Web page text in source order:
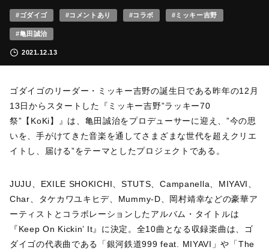
#ゴダイゴ #コメントあり #コラボ #ミッキー吉野
#亀田誠治
2021.12.13
ゴダイゴのリーダー・ミッキー吉野の誕生日である昨年の12月
13日からスタートした『ミッキー吉野”ラッキー70
祭”【KoKi】』は、亀田誠治をプロデューサーに迎え、”今の思
いを、手がけてきた音楽を通してさまざまな世代を超えクリエ
イトし、届ける”をテーマとしたプロジェクトである。
JUJU、EXILE SHOKICHI、STUTS、Campanella、MIYAVI、
Char、タケカワユキヒデ、Mummy-D、岡村靖幸などの豪華ア
ーティストとコラボレーションしたアルバム・タイトルは
『Keep On Kickin’ It』に決定。全10曲となる収録楽曲は、ゴ
ダイゴの代表曲である「銀河鉄道999 feat. MIYAVI」や「The